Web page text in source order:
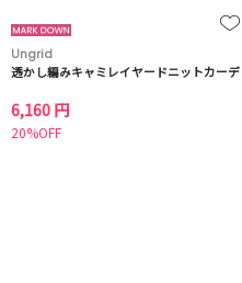
Ungrid
透かし編みキャミレイヤードニットカーデ
6,160 円
20%OFF